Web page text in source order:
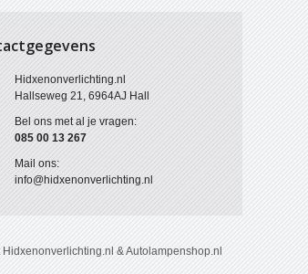
Hidxenonverlichting.nl
Hallseweg 21, 6964AJ Hall
Bel ons met al je vragen:
085 00 13 267
Mail ons:
info@hidxenonverlichting.nl
& Autolampenshop.nl